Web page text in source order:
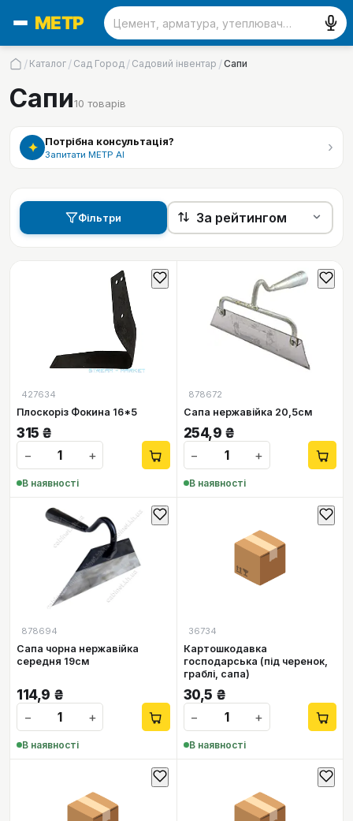
/ Каталог / Сад Город / Садовий інвентар /Сапи
Сапи10 товарів
✦ Потрібна консультація?
Запитати МЕТР АІ ›
Фільтри
427634
Плоскоріз Фокина 16*5
315 ₴
−
+
В наявності
878672
Сапа нержавійка 20,5см
254,9 ₴
−
+
В наявності
878694
Сапа чорна нержавійка
середня 19см
114,9 ₴
−
+
В наявності
📦
36734
Картошкодавка
господарська (під черенок,
граблі, сапа)
30,5 ₴
−
+
В наявності